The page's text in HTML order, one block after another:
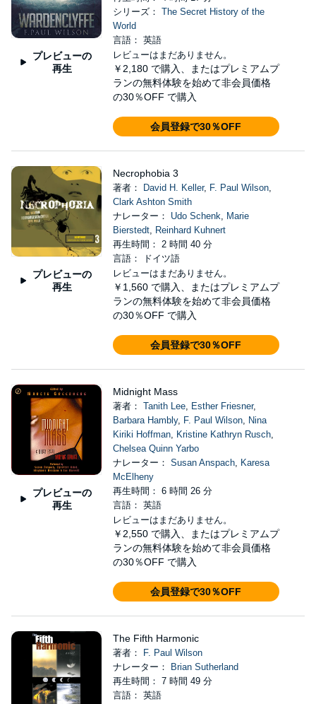
プレビューの
再生
シリーズ： The Secret History of the
World
言語： 英語
レビューはまだありません。
￥2,180 で購入、またはプレミアムプ
ランの無料体験を始めて非会員価格
の30％OFF で購入
会員登録で30％OFF
プレビューの
再生
Necrophobia 3
著者： David H. Keller, F. Paul Wilson,
Clark Ashton Smith
ナレーター： Udo Schenk, Marie
Bierstedt, Reinhard Kuhnert
再生時間： 2 時間 40 分
言語： ドイツ語
レビューはまだありません。
￥1,560 で購入、またはプレミアムプ
ランの無料体験を始めて非会員価格
の30％OFF で購入
会員登録で30％OFF
プレビューの
再生
Midnight Mass
著者： Tanith Lee, Esther Friesner,
Barbara Hambly, F. Paul Wilson, Nina
Kiriki Hoffman, Kristine Kathryn Rusch,
Chelsea Quinn Yarbo
ナレーター： Susan Anspach, Karesa
McElheny
再生時間： 6 時間 26 分
言語： 英語
レビューはまだありません。
￥2,550 で購入、またはプレミアムプ
ランの無料体験を始めて非会員価格
の30％OFF で購入
会員登録で30％OFF
The Fifth Harmonic
著者：
F. Paul Wilson
ナレーター：
Brian Sutherland
再生時間： 7 時間 49 分
言語： 英語